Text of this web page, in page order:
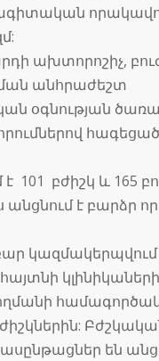
ախտորոշիչ,
անհրաժեշտ
օգնության
բժիշկ և 165
է բարձր
կազմակերպվում
են